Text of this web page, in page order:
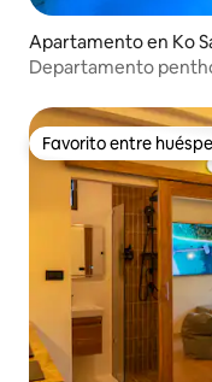
Apartamento en Ko
Departamento
Favorito entre
Favorito entre